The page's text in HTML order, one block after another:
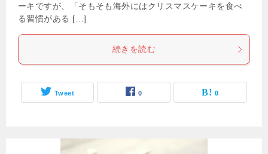
ーキですが、「そもそも海外にはクリスマスケーキを食べ
る習慣がある […]
続きを読む
Tweet 0 0